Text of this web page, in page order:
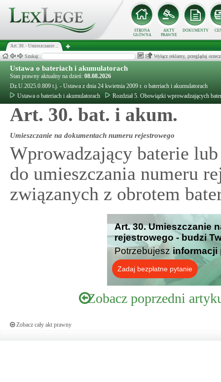
STRONA
GŁÓWNA
AKTY
PRAWNE
DOKUMENTY
Art. 30. - Umieszczanie ...
Szukaj: Wyłącz reklamy, przeglądaj
Ustawa o bateriach i akumulatorach
Stan prawny aktualny na dzień: 08.08.2026
Dz.U.2025.0.809 t.j. - Ustawa z dnia 24 kwietnia 2009 r. o bateriach i akumulatorach
Ustawa o bateriach i akumulatorach
Rozdział 5. Obowiązki wprowadzających
Art. 30. bat. i akum.
Umieszczanie na dokumentach numeru rejestrowego
Wprowadzający baterie
do umieszczania numeru
związanych z obrotem
Art. 30. Umieszczanie
rejestrowego - budzi
Potrzebujesz informacji
Zadaj bezpłatne pytanie
Zobacz poprzedni
Zobacz cały akt prawny